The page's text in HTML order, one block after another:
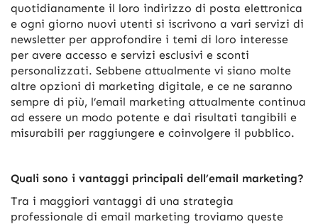
quotidianamente il loro indirizzo di posta elettronica
e ogni giorno nuovi utenti si iscrivono a vari servizi di
newsletter per approfondire i temi di loro interesse
per avere accesso e servizi esclusivi e sconti
personalizzati. Sebbene attualmente vi siano molte
altre opzioni di marketing digitale, e ce ne saranno
sempre di più, l’email marketing attualmente continua
ad essere un modo potente e dai risultati tangibili e
misurabili per raggiungere e coinvolgere il pubblico.
Quali sono i vantaggi principali dell’email marketing?
Tra i maggiori vantaggi di una strategia
professionale di email marketing troviamo queste